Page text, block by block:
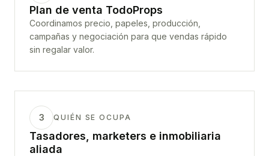
Plan de venta TodoProps
Coordinamos precio, papeles, producción,
campañas y negociación para que vendas rápido
sin regalar valor.
3 QUIÉN SE OCUPA
Tasadores, marketers e inmobiliaria
aliada